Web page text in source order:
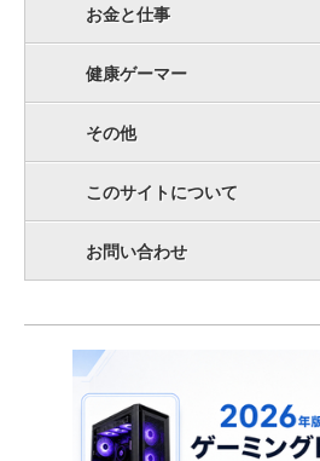
お金と仕事
健康ゲーマー
その他
このサイトについて
お問い合わせ